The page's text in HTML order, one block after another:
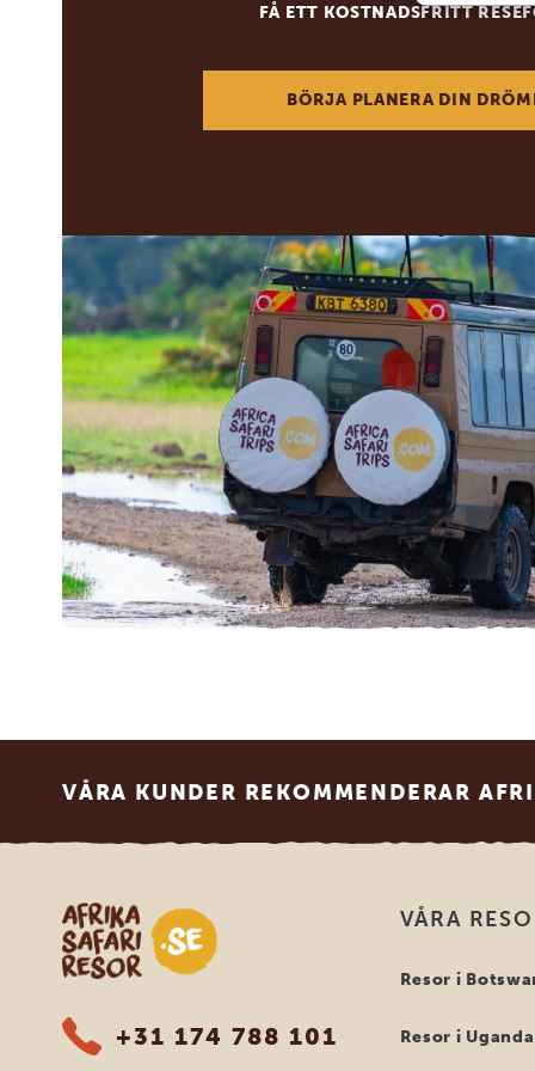
FÅ ETT KOSTNADSFRITT
BÖRJA PLANERA DIN
VÅRA KUNDER REKOMMENDERAR
Safari-resor i Afrika
+31 174 788 101
VÅRA
Resor i
Resor i Uganda